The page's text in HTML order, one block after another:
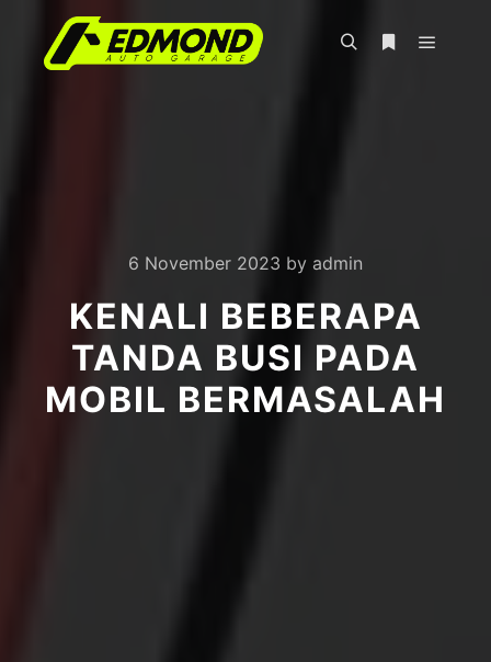
6 November 2023 by admin
KENALI BEBERAPA
TANDA BUSI PADA
MOBIL BERMASALAH